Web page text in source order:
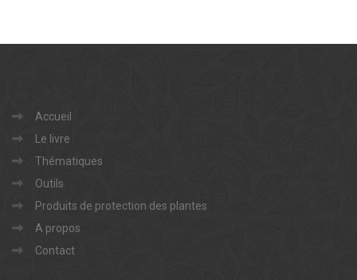
Accueil
Le livre
Thématiques
Outils
Produits de protection des plantes
A propos
Contact